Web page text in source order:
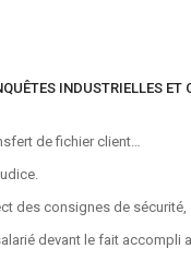
INDUSTRIELLES ET
de fichier client…
des consignes de sécurité,
devant le fait